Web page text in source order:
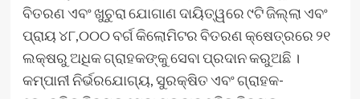
ବିତରଣ ଏବଂ ଖୁଚୁରା ଯୋଗାଣ ଦାୟିତ୍ୱରେ ୯ଟି ଜିଲ୍ଲା ଏବଂ
ପ୍ରାୟ ୪୮,୦୦୦ ବର୍ଗ କିଲୋମିଟର ବିତରଣ କ୍ଷେତ୍ରରେ ୨୧
ଲକ୍ଷରୁ ଅଧିକ ଗ୍ରାହକଙ୍କୁ ସେବା ପ୍ରଦାନ କରୁଅଛି ।
କମ୍ପାନୀ ନିର୍ଭରଯୋଗ୍ୟ, ସୁରକ୍ଷିତ ଏବଂ ଗ୍ରାହକ-